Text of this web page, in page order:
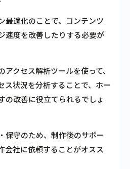
最適化のことで、コンテンツ
速度を改善したりする必要が
クセス解析ツールを使って、
ス状況を分析することで、ホー
の改善に役立てられるでしょ
保守のため、制作後のサポー
会社に依頼することがオスス